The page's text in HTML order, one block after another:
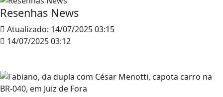
Resenhas News
Atualizado: 14/07/2025 03:15
14/07/2025 03:12